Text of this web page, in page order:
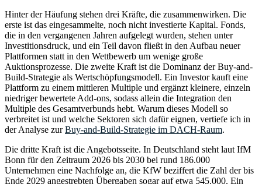
Hinter der Häufung stehen drei Kräfte, die zusammenwirken. Die
erste ist das eingesammelte, noch nicht investierte Kapital. Fonds,
die in den vergangenen Jahren aufgelegt wurden, stehen unter
Investitionsdruck, und ein Teil davon fließt in den Aufbau neuer
Plattformen statt in den Wettbewerb um wenige große
Auktionsprozesse. Die zweite Kraft ist die Dominanz der Buy-and-
Build-Strategie als Wertschöpfungsmodell. Ein Investor kauft eine
Plattform zu einem mittleren Multiple und ergänzt kleinere, einzeln
niedriger bewertete Add-ons, sodass allein die Integration den
Multiple des Gesamtverbunds hebt. Warum dieses Modell so
verbreitet ist und welche Sektoren sich dafür eignen, vertiefe ich in
der Analyse zurBuy-and-Build-Strategie im DACH-Raum.
Die dritte Kraft ist die Angebotsseite. In Deutschland steht laut IfM
Bonn für den Zeitraum 2026 bis 2030 bei rund 186.000
Unternehmen eine Nachfolge an, die KfW beziffert die Zahl der bis
Ende 2029 angestrebten Übergaben sogar auf etwa 545.000. Ein